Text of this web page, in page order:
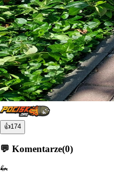
👍174
💬 Komentarze(0)
🦗